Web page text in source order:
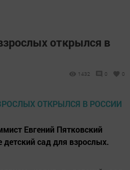
открылся в
1432 0 0
Евгений Пятковский
сад для взрослых.